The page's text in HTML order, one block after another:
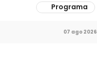
Programa
07 ago 2026